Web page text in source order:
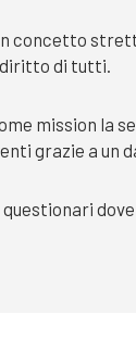
concetto
diritto di tutti.
mission la
grazie a un